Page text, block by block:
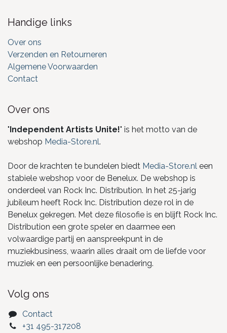
Handige links
Over ons
Verzenden en Retourneren
Algemene Voorwaarden
Contact
Over ons
"Independent Artists Unite!" is het motto van de
webshop Media-Store.nl.
Door de krachten te bundelen biedt Media-Store.nl een
stabiele webshop voor de Benelux. De webshop is
onderdeel van Rock Inc. Distribution. In het 25-jarig
jubileum heeft Rock Inc. Distribution deze rol in de
Benelux gekregen. Met deze filosofie is en blijft Rock Inc.
Distribution een grote speler en daarmee een
volwaardige partij en aanspreekpunt in de
muziekbusiness, waarin alles draait om de liefde voor
muziek en een persoonlijke benadering.
Volg ons
Contact
+31 495-317208